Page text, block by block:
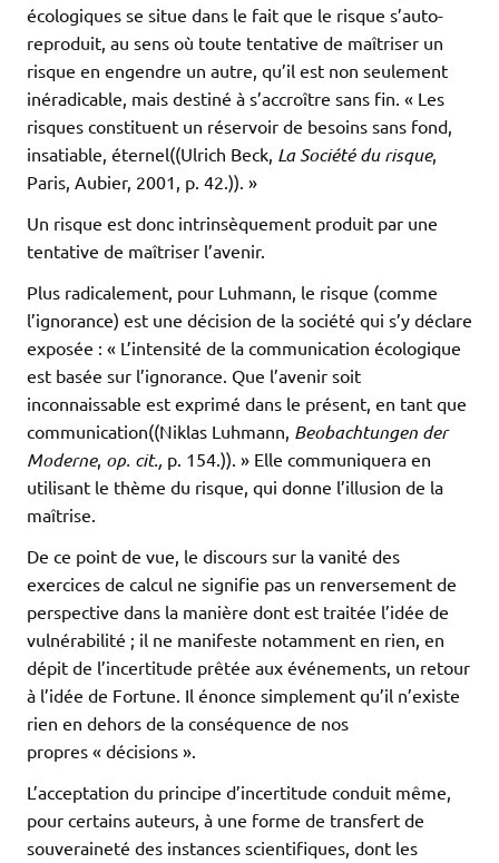
écologiques se situe dans le fait que le risque s’auto-
reproduit, au sens où toute tentative de maîtriser un
risque en engendre un autre, qu’il est non seulement
inéradicable, mais destiné à s’accroître sans fin. « Les
risques constituent un réservoir de besoins sans fond,
insatiable, éternel((Ulrich Beck, La Société du risque,
Paris, Aubier, 2001, p. 42.)). »
Un risque est donc intrinsèquement produit par une
tentative de maîtriser l’avenir.
Plus radicalement, pour Luhmann, le risque (comme
l’ignorance) est une décision de la société qui s’y déclare
exposée : « L’intensité de la communication écologique
est basée sur l’ignorance. Que l’avenir soit
inconnaissable est exprimé dans le présent, en tant que
communication((Niklas Luhmann, Beobachtungen der
Moderne, op. cit., p. 154.)). » Elle communiquera en
utilisant le thème du risque, qui donne l’illusion de la
maîtrise.
De ce point de vue, le discours sur la vanité des
exercices de calcul ne signifie pas un renversement de
perspective dans la manière dont est traitée l’idée de
vulnérabilité ; il ne manifeste notamment en rien, en
dépit de l’incertitude prêtée aux événements, un retour
à l’idée de Fortune. Il énonce simplement qu’il n’existe
rien en dehors de la conséquence de nos
propres « décisions ».
L’acceptation du principe d’incertitude conduit même,
pour certains auteurs, à une forme de transfert de
souveraineté des instances scientifiques, dont les